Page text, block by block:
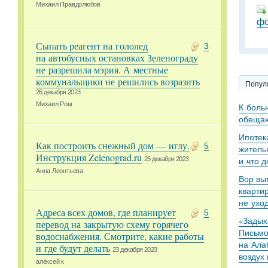
Михаил Правдолюбов
3
Сыпать реагент на гололед
на автобусных остановках Зеленограду
не разрешила мэрия. А местные
коммунальщики не решились возразить
26 декабря 2023
Михаил Ром
5
Как построить снежный дом — иглу.
Инструкция Zelenograd.ru 25 декабря 2023
Анна Леонтьева
5
Адреса всех домов, где планирует
перевод на закрытую схему горячего
водоснабжения. Смотрите, какие работы
и где будут делать 23 декабря 2023
алексей к
К
и что
Вор
не
на